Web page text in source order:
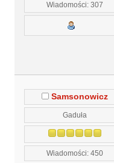
Wiadomości: 307
Samsonowicz
Gaduła
Wiadomości: 450